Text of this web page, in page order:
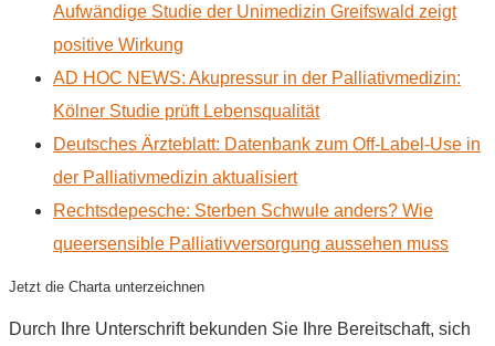
Aufwändige Studie der Unimedizin Greifswald zeigt
positive Wirkung
AD HOC NEWS: Akupressur in der Palliativmedizin:
Kölner Studie prüft Lebensqualität
Deutsches Ärzteblatt: Datenbank zum Off-Label-Use in
der Palliativmedizin aktualisiert
Rechtsdepesche: Sterben Schwule anders? Wie
queersensible Palliativversorgung aussehen muss
Jetzt die Charta unterzeichnen
Durch Ihre Unterschrift bekunden Sie Ihre Bereitschaft, sich